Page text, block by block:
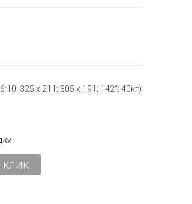
325 x 211; 305 x 191; 142“; 40кг)